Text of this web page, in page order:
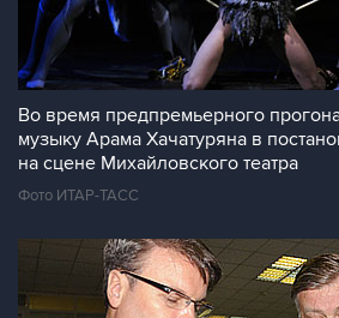
Во время предпремьерного
музыку Арама Хачатуряна в
на сцене Михайловского театра
Фото ИТАР-ТАСС